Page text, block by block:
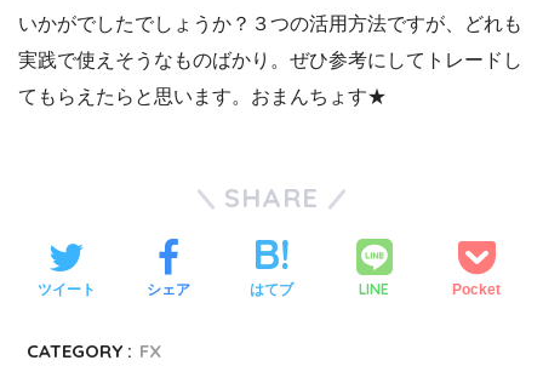
いかがでしたでしょうか？３つの活用方法ですが、どれも
実践で使えそうなものばかり。ぜひ参考にしてトレードし
てもらえたらと思います。おまんちょす★
SHARE
ツイート シェア はてブ LINE Pocket
CATEGORY : FX